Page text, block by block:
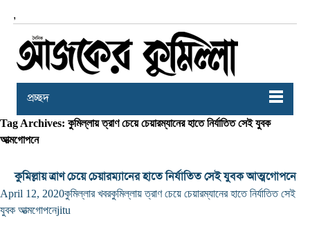
,
প্রচ্ছদ
Tag Archives: কুমিল্লায় ত্রাণ চেয়ে চেয়ারম্যানের হাতে নির্যাতিত সেই যুবক
আত্মগোপনে
কুমিল্লায় ত্রাণ চেয়ে চেয়ারম্যানের হাতে নির্যাতিত সেই যুবক আত্মগোপনে
April 12, 2020কুমিল্লার খবরকুমিল্লায় ত্রাণ চেয়ে চেয়ারম্যানের হাতে নির্যাতিত সেই
যুবক আত্মগোপনেjitu